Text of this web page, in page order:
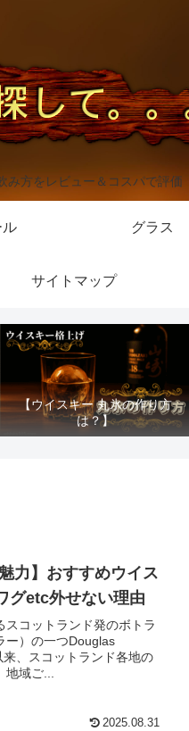
み方をレビュー＆コスパで評価
ル グラス
サイトマップ
【ウイスキー 丸氷の作り方
は？】
力】おすすめウイス
グetc外せない理由
コットランド発のボトラ
ー）の一つDouglas
、スコットランド各地の
域ご...
2025.08.31